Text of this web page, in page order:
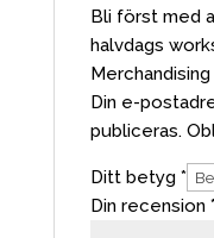
Bli först med
halvdags
Din e-
publiceras.
Ditt betyg *
Din recension